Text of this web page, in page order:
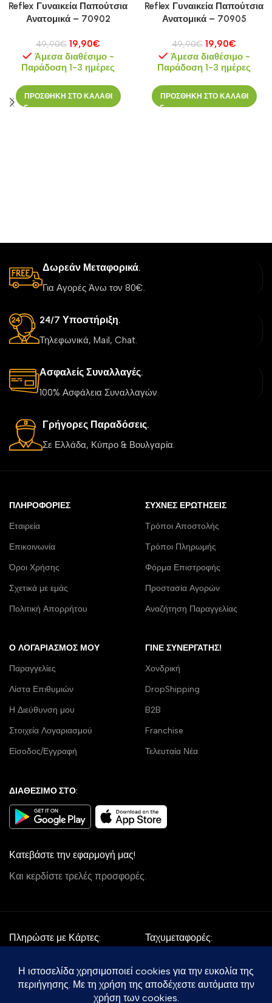
Reflex Γυναικεία Παπούτσια
Ανατομικά – 70902
49,90€ 19,90€
Άμεσα διαθέσιμο -
Παράδοση 1-3 ημέρες
ΠΡΟΣΘΗΚΗ ΣΤΟ ΚΑΛΑΘΙ
Reflex Γυναικεία Παπούτσια
Ανατομικά – 70905
49,90€ 19,90€
Άμεσα διαθέσιμο -
Παράδοση 1-3 ημέρες
ΠΡΟΣΘΗΚΗ ΣΤΟ ΚΑΛΑΘΙ
Δωρεάν Μεταφορικά.
Για Αγορές Άνω τον 80€.
24/7 Υποστήριξη.
Τηλεφωνικά, Mail, Chat.
Ασφαλείς Συναλλαγές.
100% Ασφάλεια Συναλλαγών.
Γρήγορες Παραδόσεις.
Σε Ελλάδα, Κύπρο & Βουλγαρία.
ΠΛΗΡΟΦΟΡΊΕΣ
Εταιρεία
Επικοινωνία
Όροι Χρήσης
Σχετικά με εμάς
Πολιτική Απορρήτου
ΣΥΧΝΈΣ ΕΡΩΤΉΣΕΙΣ
Τρόποι Αποστολής
Τρόποι Πληρωμής
Φόρμα Επιστροφής
Προστασία Αγορών
Αναζήτηση Παραγγελίας
Ο ΛΟΓΑΡΙΑΣΜΌΣ ΜΟΥ
Παραγγελίες
Λίστα Επιθυμιών
Η Διεύθυνση μου
Στοιχεία Λογαριασμού
Είσοδος/Εγγραφή
ΓΊΝΕ ΣΥΝΕΡΓΆΤΗΣ!
Χονδρική
DropShipping
B2B
Franchise
Τελευταία Νέα
ΔΙΑΘΕΣΙΜΟ ΣΤΟ:
Κατεβάστε την εφαρμογή μας!
Και κερδίστε τρελές προσφορές.
Πληρώστε με Κάρτες: Ταχυμεταφορές:
Follow Us: